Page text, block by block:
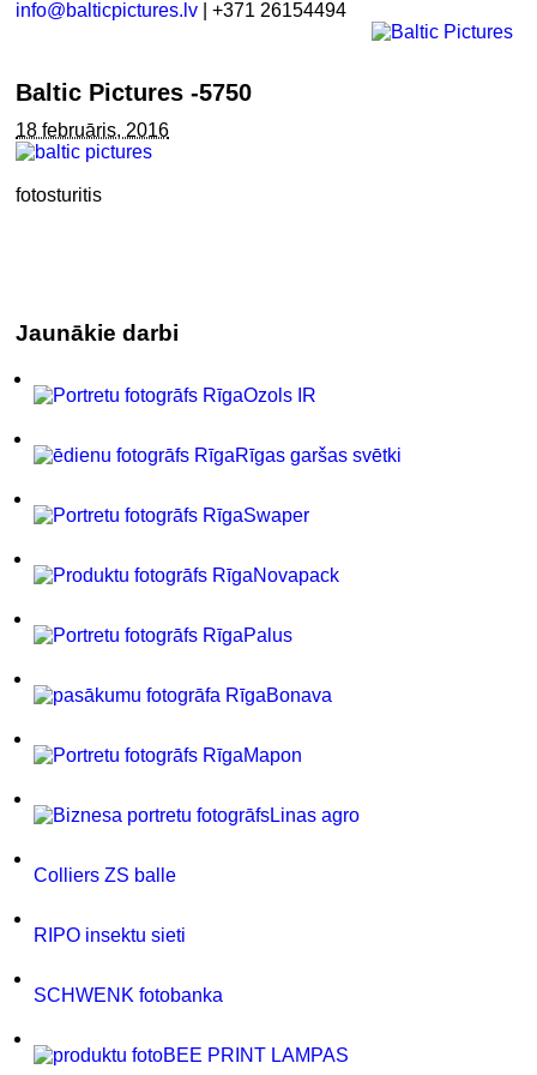
info@balticpictures.lv | +371 26154494
Baltic Pictures -5750
18 februāris, 2016
fotosturitis
Jaunākie darbi
Ozols IR
Rīgas garšas svētki
Swaper
Novapack
Palus
Bonava
Mapon
Linas agro
Colliers ZS balle
RIPO insektu sieti
SCHWENK fotobanka
BEE PRINT LAMPAS